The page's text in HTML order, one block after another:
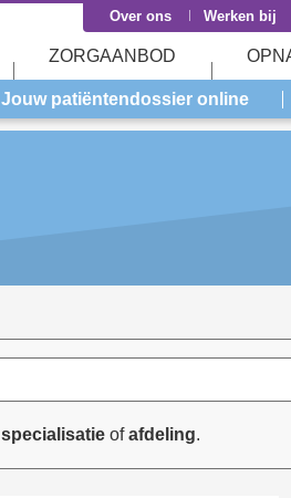
Over ons Werken bij
ZORGAANBOD
Jouw patiëntendossier online
specialisatie ofafdeling.